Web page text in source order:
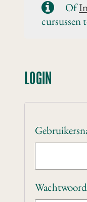
Of
cursussen
LOGIN
Wachtwoord